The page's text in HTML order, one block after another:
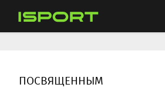
ПОСВЯЩЕННЫМ